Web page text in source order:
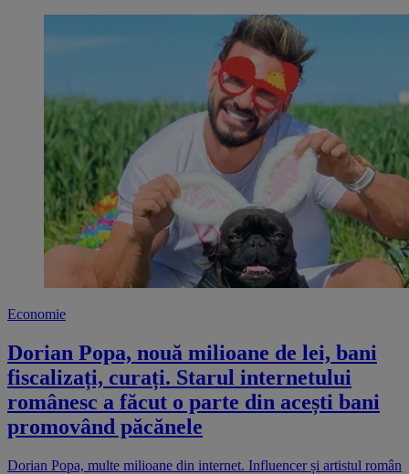
Economie
Dorian Popa, nouă milioane de lei, bani
fiscalizați, curați. Starul internetului
românesc a făcut o parte din acești bani
promovând păcănele
Dorian Popa, multe milioane din internet. Influencer și artistul român